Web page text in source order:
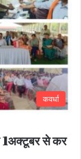
कवर्धा
1अक्टूबर से कर